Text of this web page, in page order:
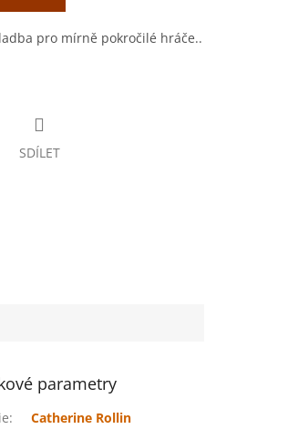
pro mírně pokročilé hráče..
SDÍLET
parametry
:
Catherine Rollin